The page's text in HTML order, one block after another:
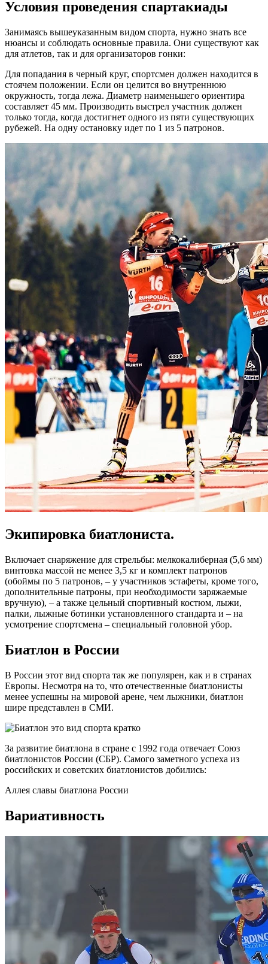
Условия проведения спартакиады
Занимаясь вышеуказанным видом спорта, нужно знать все
нюансы и соблюдать основные правила. Они существуют как
для атлетов, так и для организаторов гонки:
Для попадания в черный круг, спортсмен должен находится в
стоячем положении. Если он целится во внутреннюю
окружность, тогда лежа. Диаметр наименьшего ориентира
составляет 45 мм. Производить выстрел участник должен
только тогда, когда достигнет одного из пяти существующих
рубежей. На одну остановку идет по 1 из 5 патронов.
Экипировка биатлониста.
Включает снаряжение для стрельбы: мелкокалиберная (5,6 мм)
винтовка массой не менее 3,5 кг и комплект патронов
(обоймы по 5 патронов, – у участников эстафеты, кроме того,
дополнительные патроны, при необходимости заряжаемые
вручную), – а также цельный спортивный костюм, лыжи,
палки, лыжные ботинки установленного стандарта и – на
усмотрение спортсмена – специальный головной убор.
Биатлон в России
В России этот вид спорта так же популярен, как и в странах
Европы. Несмотря на то, что отечественные биатлонисты
менее успешны на мировой арене, чем лыжники, биатлон
шире представлен в СМИ.
За развитие биатлона в стране с 1992 года отвечает Союз
биатлонистов России (СБР). Самого заметного успеха из
российских и советских биатлонистов добились:
Аллея славы биатлона России
Вариативность